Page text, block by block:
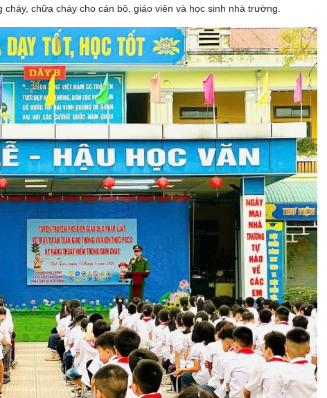
chữa cháy cho cán bộ, giáo viên và học sinh nhà trường.